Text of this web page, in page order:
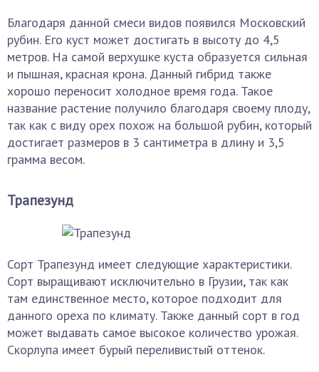
Благодаря данной смеси видов появился Московский
рубин. Его куст может достигать в высоту до 4,5
метров. На самой верхушке куста образуется сильная
и пышная, красная крона. Данный гибрид также
хорошо переносит холодное время года. Такое
название растение получило благодаря своему плоду,
так как с виду орех похож на большой рубин, который
достигает размеров в 3 сантиметра в длину и 3,5
грамма весом.
Трапезунд
Сорт Трапезунд имеет следующие характеристики.
Сорт выращивают исключительно в Грузии, так как
там единственное место, которое подходит для
данного ореха по климату. Также данный сорт в год
может выдавать самое высокое количество урожая.
Скорлупа имеет бурый переливистый оттенок.